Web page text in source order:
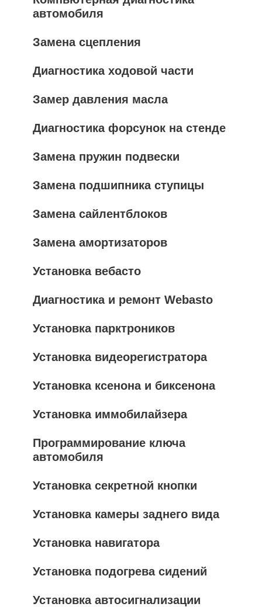
автомобиля
Замена сцепления
Диагностика ходовой части
Замер давления масла
Диагностика форсунок на стенде
Замена пружин подвески
Замена подшипника ступицы
Замена сайлентблоков
Замена амортизаторов
Установка вебасто
Диагностика и ремонт Webasto
Установка парктроников
Установка видеорегистратора
Установка ксенона и биксенона
Установка иммобилайзера
Программирование ключа
автомобиля
Установка секретной кнопки
Установка камеры заднего вида
Установка навигатора
Установка подогрева сидений
Установка автосигнализации